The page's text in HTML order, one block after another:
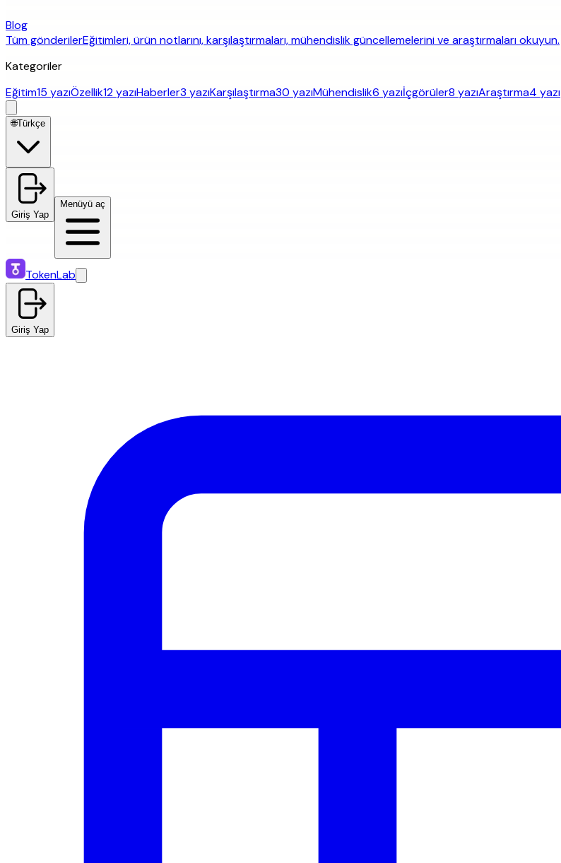
Blog
Tüm gönderilerEğitimleri, ürün notlarını, karşılaştırmaları, mühendislik güncellemelerini ve araştırmaları okuyun.
Kategoriler
Eğitim15 yazıÖzellik12 yazıHaberler3 yazıKarşılaştırma30 yazıMühendislik6 yazıİçgörüler8 yazıAraştırma4 yazı
🌐Türkçe
Giriş Yap
Menüyü aç
TokenLab
Giriş Yap